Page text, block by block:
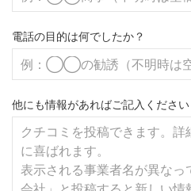
電話の目的は何でしたか？
他にも情報があればご記入ください